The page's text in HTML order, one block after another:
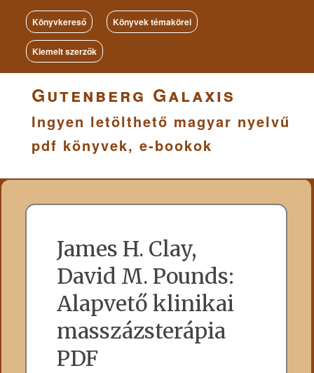
Könyvkereső Könyvek témakörei
Kiemelt szerzők
Gutenberg Galaxis
Ingyen letölthető magyar nyelvű
pdf könyvek, e-bookok
James H. Clay,
David M. Pounds:
Alapvető klinikai
masszázsterápia
PDF